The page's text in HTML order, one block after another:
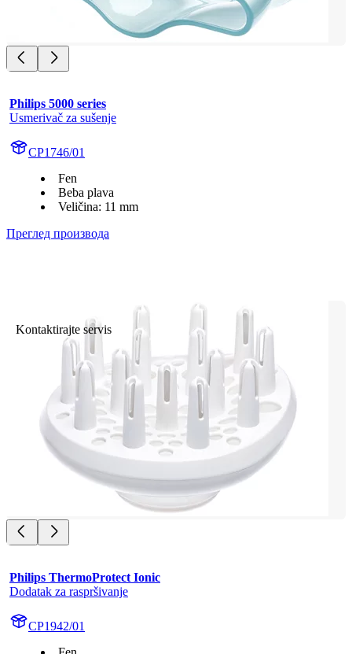
Philips 5000 series
Usmerivač za sušenje
CP1746/01
Fen
Beba plava
Veličina: 11 mm
Преглед производа
Kontaktirajte servis
Philips ThermoProtect Ionic
Dodatak za raspršivanje
CP1942/01